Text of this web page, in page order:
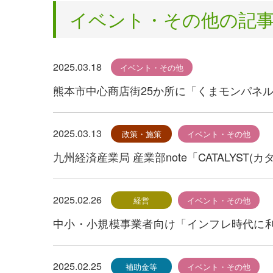
イベント・その他の記
2025.03.18 イベント・その他
熊本市中心商店街25か所に「くまモンパネ
2025.03.13 政策・施策 イベント・その他
九州経済産業局 産業部note「CATALYST(カ
2025.02.26 経営 イベント・その他
中小・小規模事業者向け「インフレ時代に
て
2025.02.25 補助金等 イベント・その他